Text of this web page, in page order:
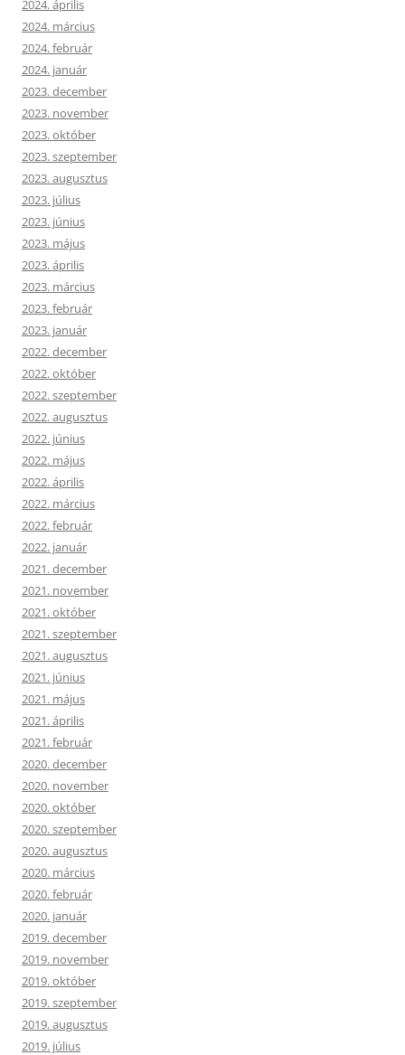
2024. április
2024. március
2024. február
2024. január
2023. december
2023. november
2023. október
2023. szeptember
2023. augusztus
2023. július
2023. június
2023. május
2023. április
2023. március
2023. február
2023. január
2022. december
2022. október
2022. szeptember
2022. augusztus
2022. június
2022. május
2022. április
2022. március
2022. február
2022. január
2021. december
2021. november
2021. október
2021. szeptember
2021. augusztus
2021. június
2021. május
2021. április
2021. február
2020. december
2020. november
2020. október
2020. szeptember
2020. augusztus
2020. március
2020. február
2020. január
2019. december
2019. november
2019. október
2019. szeptember
2019. augusztus
2019. július